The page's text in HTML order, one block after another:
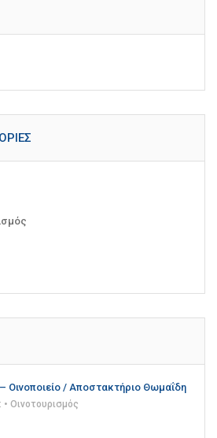
– Οινοποιείο / Αποστακτήριο Θωμαΐδη
• Οινοτουρισμός